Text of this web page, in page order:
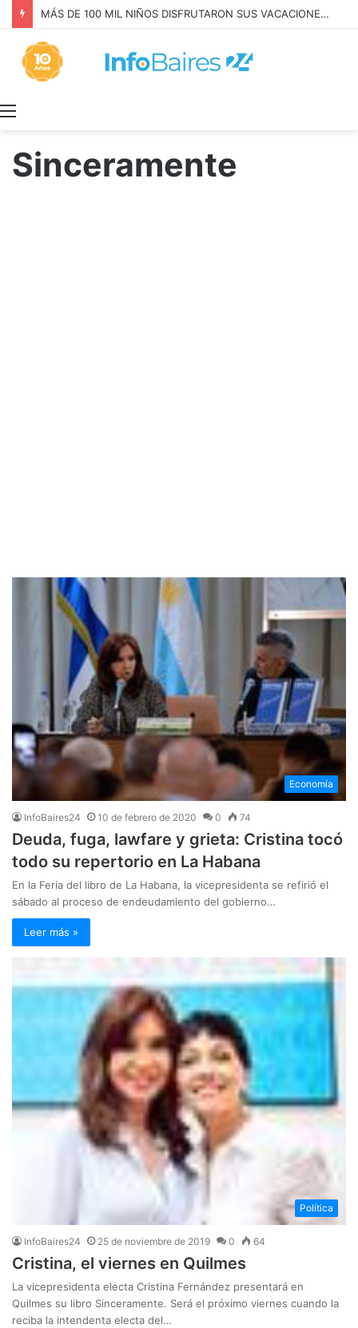
LEY de TIERRAS: el PERONISMO CONVOCÓ a MOVILIZARSE el JUEVES
Sinceramente
Economía
InfoBaires24 10 de febrero de 2020 0 74
Deuda, fuga, lawfare y grieta: Cristina tocó
todo su repertorio en La Habana
En la Feria del libro de La Habana, la vicepresidenta se refirió el
sábado al proceso de endeudamiento del gobierno…
Leer más »
Política
InfoBaires24 25 de noviembre de 2019 0 64
Cristina, el viernes en Quilmes
La vicepresidenta electa Cristina Fernández presentará en
Quilmes su libro Sinceramente. Será el próximo viernes cuando la
reciba la intendenta electa del…